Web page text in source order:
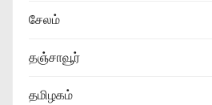
சேலம்
தஞ்சாவூர்
தமிழகம்